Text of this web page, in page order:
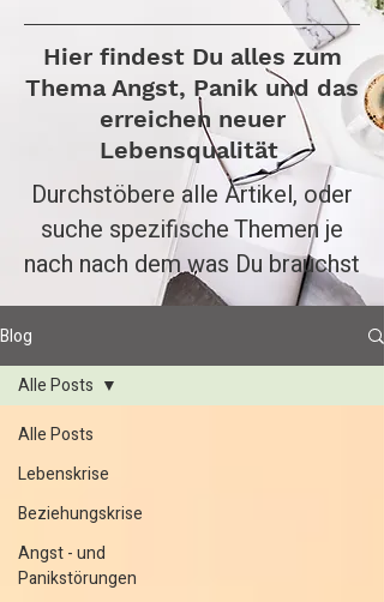
Hier findest Du alles zum
Thema Angst, Panik und das
erreichen neuer
Lebensqualität
Durchstöbere alle Artikel, oder
suche spezifische Themen je
nach nach dem was Du brauchst
Blog
Alle Posts
Lebenskrise
Beziehungskrise
Angst - und
Panikstörungen
Alle Posts